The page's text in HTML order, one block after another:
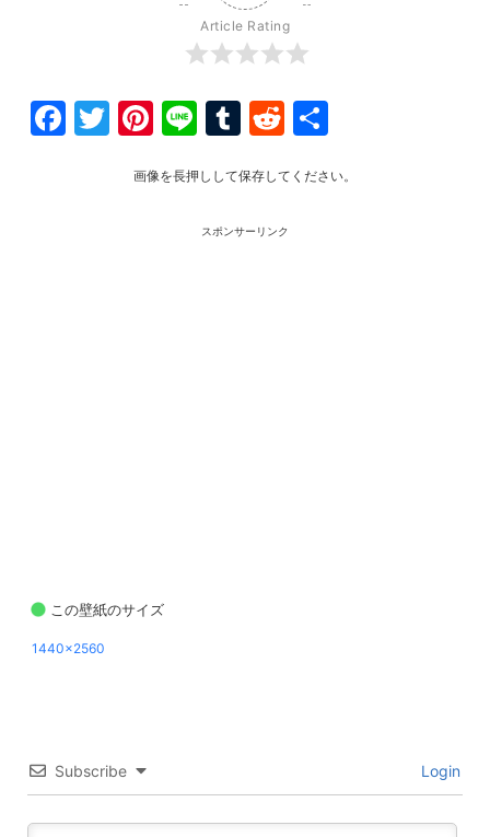
Article Rating
Facebook
Twitter
Pinterest
LineTumblr
Reddit
画像を長押しして保存してください。
スポンサーリンク
この壁紙のサイズ
1440x2560
Subscribe Login